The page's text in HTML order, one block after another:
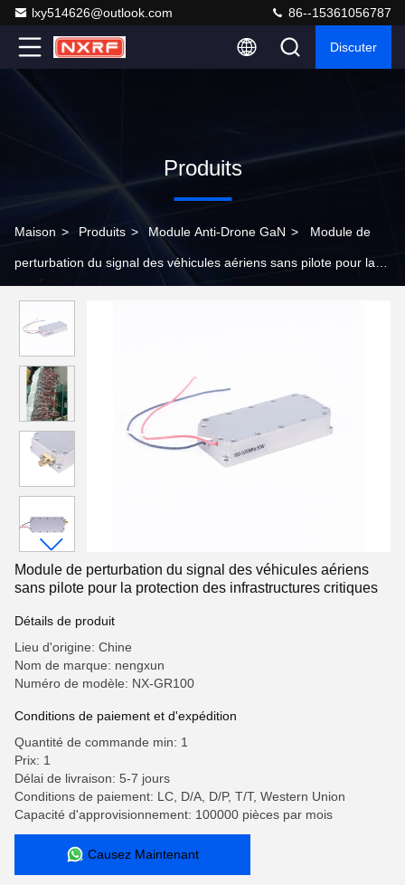
lxy514626@outlook.com 86--15361056787
Discuter
Produits
Maison > Produits > Module Anti-Drone GaN > Module de
perturbation du signal des véhicules aériens sans pilote pour la
Module de perturbation du signal des véhicules aériens
sans pilote pour la protection des infrastructures critiques
Détails de produit
Lieu d'origine: Chine
Nom de marque: nengxun
Numéro de modèle: NX-GR100
Conditions de paiement et d'expédition
Quantité de commande min: 1
Prix: 1
Délai de livraison: 5-7 jours
Conditions de paiement: LC, D/A, D/P, T/T, Western Union
Capacité d'approvisionnement: 100000 pièces par mois
Causez Maintenant